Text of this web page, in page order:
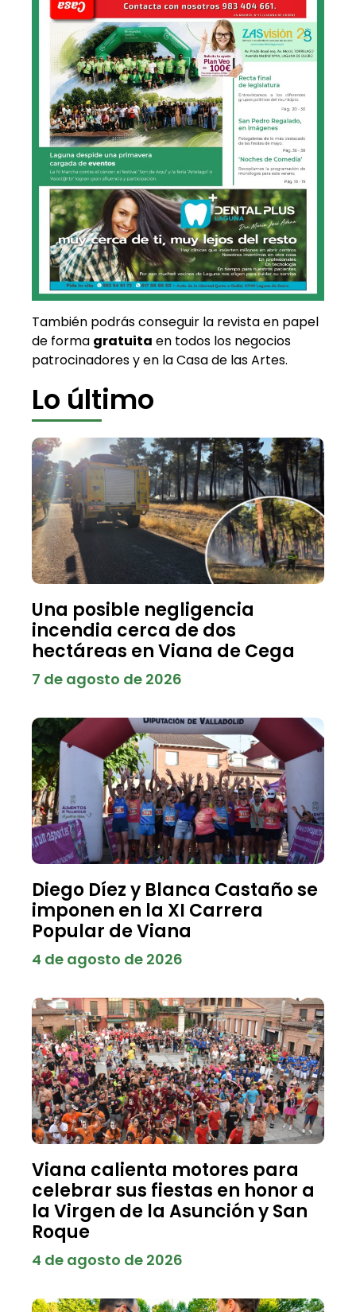
También podrás conseguir la revista en papel
de forma gratuita en todos los negocios
patrocinadores y en la Casa de las Artes.
Lo último
Una posible negligencia
incendia cerca de dos
hectáreas en Viana de Cega
7 de agosto de 2026
Diego Díez y Blanca Castaño se
imponen en la XI Carrera
Popular de Viana
4 de agosto de 2026
Viana calienta motores para
celebrar sus fiestas en honor a
la Virgen de la Asunción y San
Roque
4 de agosto de 2026